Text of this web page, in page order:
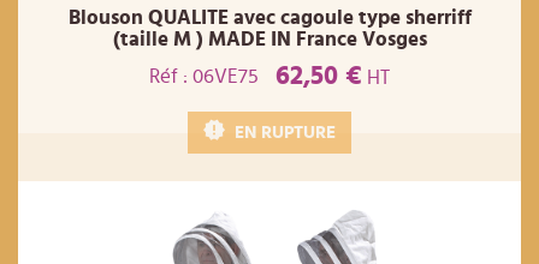
Blouson QUALITE avec cagoule type sherriff
(taille M ) MADE IN France Vosges
Réf : 06VE75
62,50 € HT
EN RUPTURE